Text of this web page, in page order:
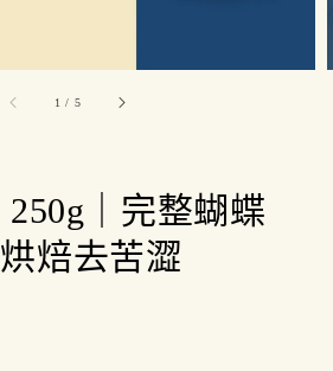
1 / 5
｜完整蝴蝶
焙去苦澀